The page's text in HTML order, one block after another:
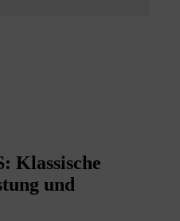
Klassische
und